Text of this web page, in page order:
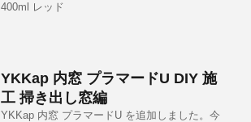
400ml レッド
YKKap 内窓 プラマードU DIY 施
工 掃き出し窓編
YKKap 内窓 プラマードU を追加しました。今